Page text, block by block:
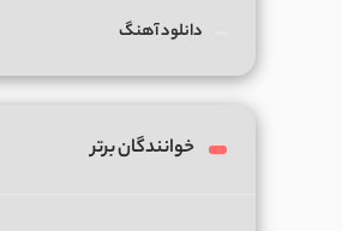
دانلود آهنگ
خوانندگان برتر